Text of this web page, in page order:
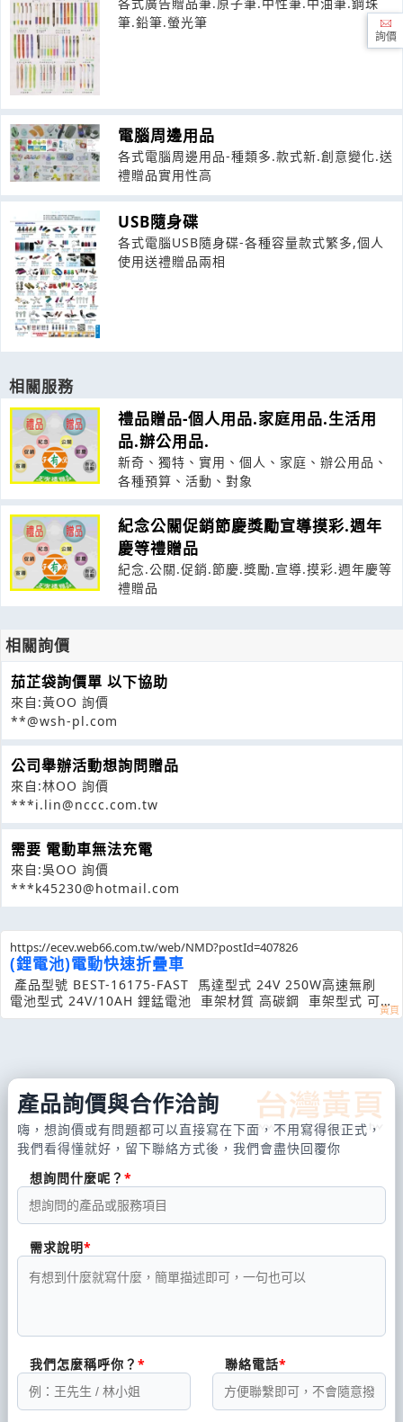
各式廣告贈品筆.原子筆.中性筆.中油筆.鋼珠
筆.鉛筆.螢光筆
電腦周邊用品
各式電腦周邊用品-種類多.款式新.創意變化.送
禮贈品實用性高
USB隨身碟
各式電腦USB隨身碟-各種容量款式繁多,個人
使用送禮贈品兩相
相關服務
禮品贈品-個人用品.家庭用品.生活用
品.辦公用品.
新奇、獨特、實用、個人、家庭、辦公用品、
各種預算、活動、對象
紀念公關促銷節慶獎勵宣導摸彩.週年
慶等禮贈品
紀念.公關.促銷.節慶.獎勵.宣導.摸彩.週年慶等
禮贈品
相關詢價
茄芷袋詢價單 以下協助
來自:黃OO 詢價
**@wsh-pl.com
公司舉辦活動想詢問贈品
來自:林OO 詢價
***i.lin@nccc.com.tw
需要 電動車無法充電
來自:吳OO 詢價
***k45230@hotmail.com
https://ecev.web66.com.tw/web/NMD?postId=407826
(鋰電池)電動快速折疊車
電池型式 24V/10AH 鋰錳電池 車架材質 高碳鋼 車架型式 可
摺疊 電
產品詢價與合作洽詢
嗨，想詢價或有問題都可以直接寫在下面，不用寫得很正式，
我們看得懂就好，留下聯絡方式後，我們會盡快回覆你
想詢問什麼呢？
需求說明
我們怎麼稱呼你？ 聯絡電話
詢價